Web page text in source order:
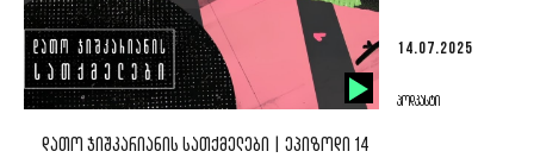
14.07.2025
ᲞᲝᲓᲙᲐᲡᲢᲘ
ᲓᲐᲗᲝ ᲯᲘᲨᲙᲐᲠᲘᲐᲜᲘᲡ ᲡᲐᲗᲥᲛᲔᲚᲔᲑᲘ | ᲔᲞᲘᲖᲝᲓᲘ 14